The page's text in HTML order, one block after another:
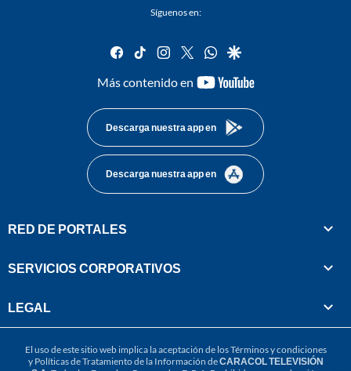
Síguenos en:
facebook
tiktok instagram
twitterwhatsapp
google
Más contenido en
youtube-
Descarga nuestra app en
Descarga nuestra app en
RED DE PORTALES
SERVICIOS CORPORATIVOS
LEGAL
El uso de este sitio web implica la aceptación de losTérminos y condiciones
y Políticas de Tratamiento de la Información deCARACOL TELEVISIÓN